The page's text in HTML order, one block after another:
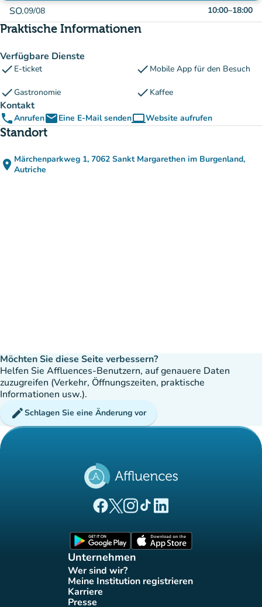
SO.09/08 10:00–18:00
Praktische Informationen
Verfügbare Dienste
check E-ticket check Mobile App für den Besuch
checkGastronomie check Kaffee
Kontakt
phoneAnrufenemailEine E-Mail sendencomputerWebsite aufrufen
(new tab)
Standort
place Märchenparkweg 1, 7062 Sankt Margarethen im Burgenland,
Autriche
Möchten Sie diese Seite verbessern?
Helfen Sie Affluences-Benutzern, auf genauere Daten
zuzugreifen (Verkehr, Öffnungszeiten, praktische
Informationen usw.).
editSchlagen Sie eine Änderung vor
(new tab)
(new tab)
(new tab)(new tab)
(new tab)
Unternehmen
Wer sind wir?
(new tab)
Meine Institution registrieren
(new tab)
Karriere(new tab)
Presse